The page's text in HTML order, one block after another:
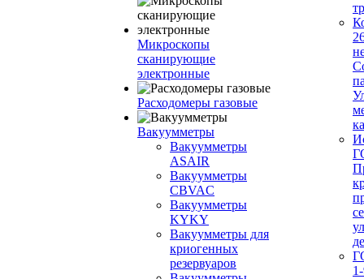
Микроскопы
сканирующие
электронные
Расходомеры газовые
Вакуумметры
Вакуумметры
ASAIR
Вакуумметры
CBVAC
Вакуумметры
KYKY
Вакуумметры для
криогенных
резервуаров